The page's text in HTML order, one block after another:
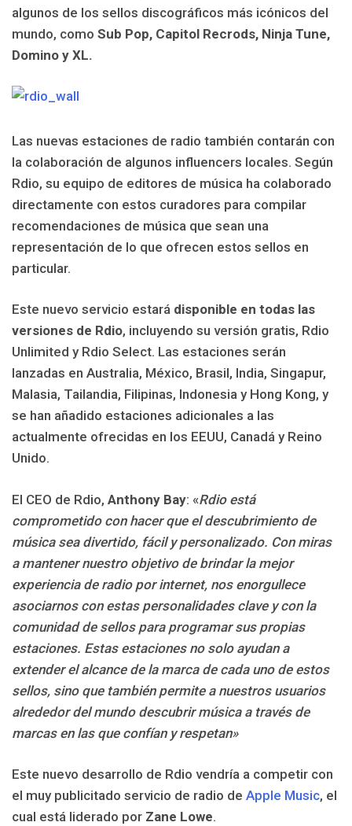
algunos de los sellos discográficos más icónicos del
mundo, como Sub Pop, Capitol Recrods, Ninja Tune,
Domino y XL.
Las nuevas estaciones de radio también contarán con
la colaboración de algunos influencers locales. Según
Rdio, su equipo de editores de música ha colaborado
directamente con estos curadores para compilar
recomendaciones de música que sean una
representación de lo que ofrecen estos sellos en
particular.
Este nuevo servicio estará disponible en todas las
versiones de Rdio, incluyendo su versión gratis, Rdio
Unlimited y Rdio Select. Las estaciones serán
lanzadas en Australia, México, Brasil, India, Singapur,
Malasia, Tailandia, Filipinas, Indonesia y Hong Kong, y
se han añadido estaciones adicionales a las
actualmente ofrecidas en los EEUU, Canadá y Reino
Unido.
El CEO de Rdio, Anthony Bay: «Rdio está
comprometido con hacer que el descubrimiento de
música sea divertido, fácil y personalizado. Con miras
a mantener nuestro objetivo de brindar la mejor
experiencia de radio por internet, nos enorgullece
asociarnos con estas personalidades clave y con la
comunidad de sellos para programar sus propias
estaciones. Estas estaciones no solo ayudan a
extender el alcance de la marca de cada uno de estos
sellos, sino que también permite a nuestros usuarios
alrededor del mundo descubrir música a través de
marcas en las que confían y respetan»
Este nuevo desarrollo de Rdio vendría a competir con
el muy publicitado servicio de radio de Apple Music, el
cual está liderado por Zane Lowe.